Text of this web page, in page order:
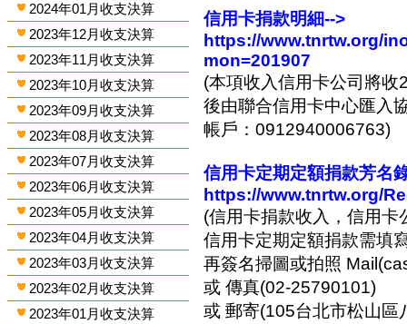
2024年01月收支決算
2023年12月收支決算
2023年11月收支決算
2023年10月收支決算
2023年09月收支決算
2023年08月收支決算
2023年07月收支決算
2023年06月收支決算
2023年05月收支決算
2023年04月收支決算
2023年03月收支決算
2023年02月收支決算
2023年01月收支決算
信用卡捐款明細-->
https://www.tnrtw.org/
mon=201907
(本項收入信用卡公司將
後由聯合信用卡中心匯入
帳戶：0912940006763)
信用卡定期定額捐款芳名
https://www.tnrtw.org/
(信用卡捐款收入，信用
信用卡定期定額捐款需填
再簽名掃圖或拍照
或 傳真(02-25790101)
或 郵寄(105台北市松山